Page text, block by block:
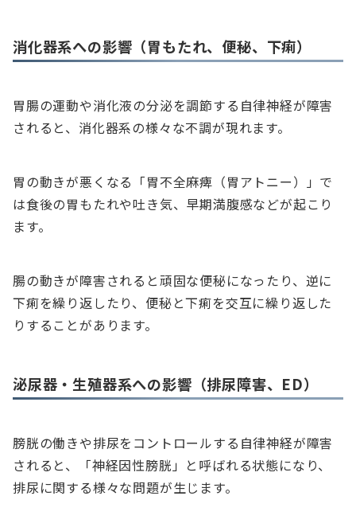
消化器系への影響（胃もたれ、便秘、下痢）
胃腸の運動や消化液の分泌を調節する自律神経が障害
されると、消化器系の様々な不調が現れます。
胃の動きが悪くなる「胃不全麻痺（胃アトニー）」で
は食後の胃もたれや吐き気、早期満腹感などが起こり
ます。
腸の動きが障害されると頑固な便秘になったり、逆に
下痢を繰り返したり、便秘と下痢を交互に繰り返した
りすることがあります。
泌尿器・生殖器系への影響（排尿障害、ED）
膀胱の働きや排尿をコントロールする自律神経が障害
されると、「神経因性膀胱」と呼ばれる状態になり、
排尿に関する様々な問題が生じます。